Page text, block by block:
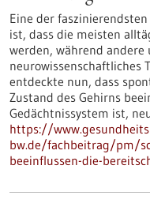
Eine der
ist, dass die meisten
werden, während andere
neurowissenschaftliches
entdeckte nun, dass
Zustand des Gehirns
Gedächtnissystem ist,
https://
bw.de/fachbeitrag/pm/
beeinflussen-die-